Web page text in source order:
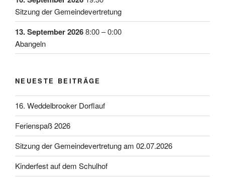
Sitzung der Gemeindevertretung
13. September 20268:00–0:00
Abangeln
NEUESTE BEITRÄGE
16. Weddelbrooker Dorflauf
Ferienspaß 2026
Sitzung der Gemeindevertretung am 02.07.2026
Kinderfest auf dem Schulhof